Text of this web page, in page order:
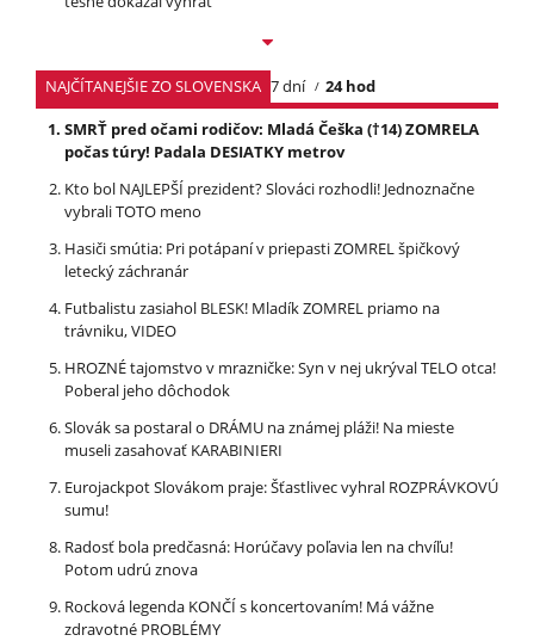
NAJČÍTANEJŠIE ZO SLOVENSKA 7 dní
24 hod
SMRŤ pred očami rodičov: Mladá Češka (†14) ZOMRELA
počas túry! Padala DESIATKY metrov
Kto bol NAJLEPŠÍ prezident? Slováci rozhodli! Jednoznačne
vybrali TOTO meno
Hasiči smútia: Pri potápaní v priepasti ZOMREL špičkový
letecký záchranár
Futbalistu zasiahol BLESK! Mladík ZOMREL priamo na
trávniku, VIDEO
HROZNÉ tajomstvo v mrazničke: Syn v nej ukrýval TELO otca!
Poberal jeho dôchodok
Slovák sa postaral o DRÁMU na známej pláži! Na mieste
museli zasahovať KARABINIERI
Eurojackpot Slovákom praje: Šťastlivec vyhral ROZPRÁVKOVÚ
sumu!
Radosť bola predčasná: Horúčavy poľavia len na chvíľu!
Potom udrú znova
Rocková legenda KONČÍ s koncertovaním! Má vážne
zdravotné PROBLÉMY